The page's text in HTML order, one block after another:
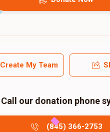
Create My Team
Call our donation phone
(845) 366-2753